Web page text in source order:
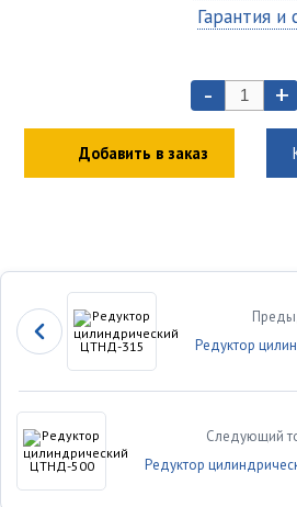
Гарантия и
- +
Добавить в заказ
Редуктор
Следующий
Редуктор